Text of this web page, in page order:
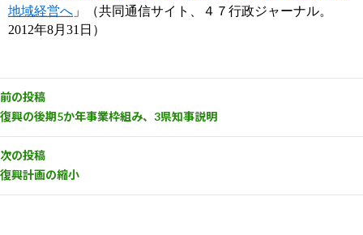
地域経営へ 」（共同通信サイト、４７行政ジャーナル。
2012年8月31日 ）
前の投稿
復興の後期5か年事業枠組み、3県知事説明
次の投稿
復興計画の縮小